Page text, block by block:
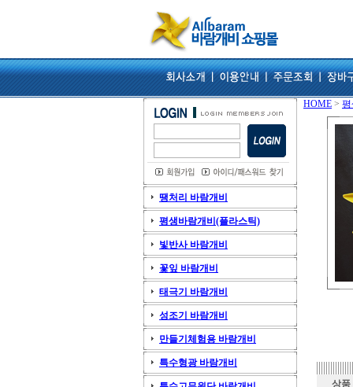
땡처리 바람개비
평생바람개비(플라스틱)
빛반사 바람개비
꽃잎 바람개비
태극기 바람개비
성조기 바람개비
만들기체험용 바람개비
특수형광 바람개비
HOME >
상품